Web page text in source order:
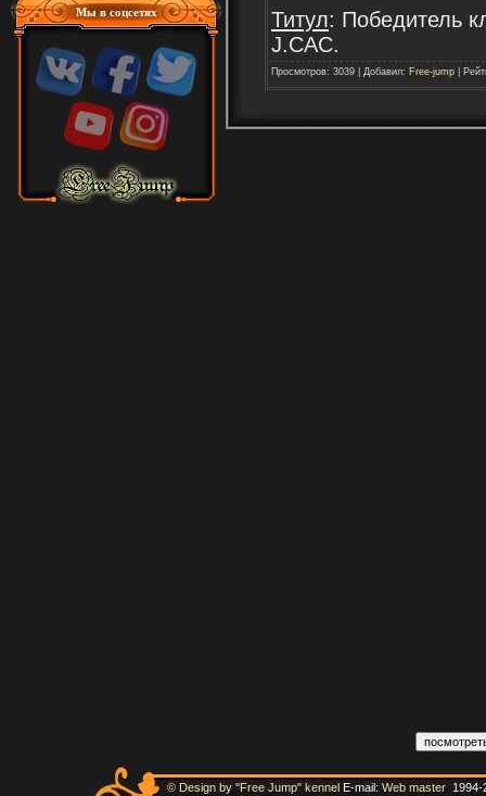
Мы в соцсетях
Титул: Победитель
J.CAC.
Просмотров: 3039 | Добавил: Free-jump |
© Design by "Free Jump" kennelE-mail: Web master